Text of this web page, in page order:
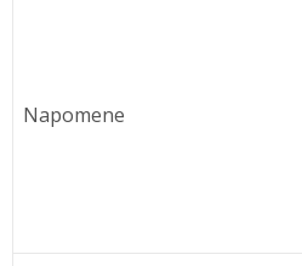
Napomene